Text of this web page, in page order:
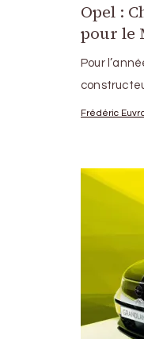
Opel :
pour le
Pour
Frédéric